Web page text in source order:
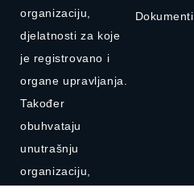
organizaciju,
djelatnosti za koje
je registrovano i
organe upravljanja.
Također
obuhvataju
unutrašnju
organizaciju,
Dokumenti